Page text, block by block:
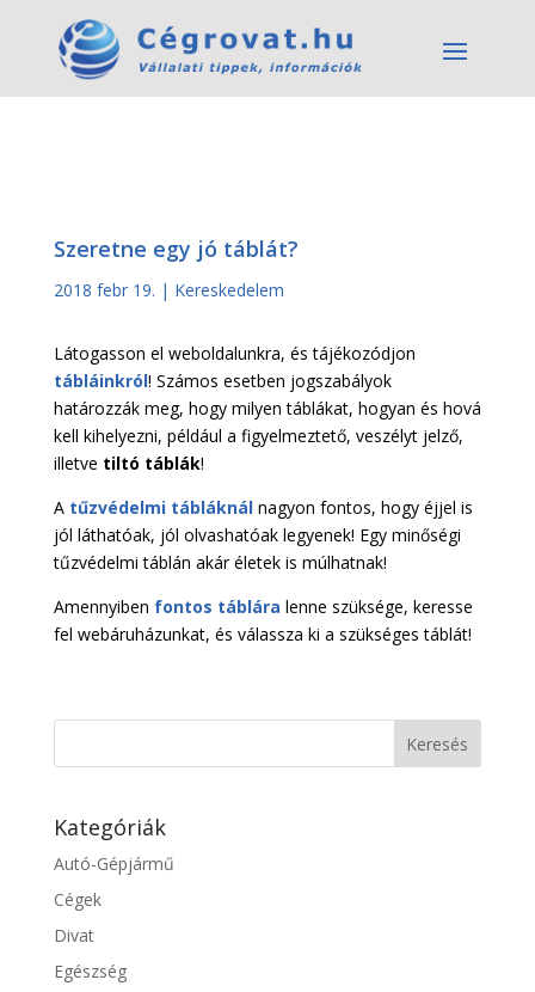
Szeretne egy jó táblát?
2018 febr 19. | Kereskedelem
Látogasson el weboldalunkra, és tájékozódjon
tábláinkról! Számos esetben jogszabályok
határozzák meg, hogy milyen táblákat, hogyan és hová
kell kihelyezni, például a figyelmeztető, veszélyt jelző,
illetve tiltó táblák!
A tűzvédelmi tábláknálnagyon fontos, hogy éjjel is
jól láthatóak, jól olvashatóak legyenek! Egy minőségi
tűzvédelmi táblán akár életek is múlhatnak!
Amennyiben fontos táblára lenne szüksége, keresse
fel webáruházunkat, és válassza ki a szükséges táblát!
Kategóriák
Autó-Gépjármű
Cégek
Divat
Egészség